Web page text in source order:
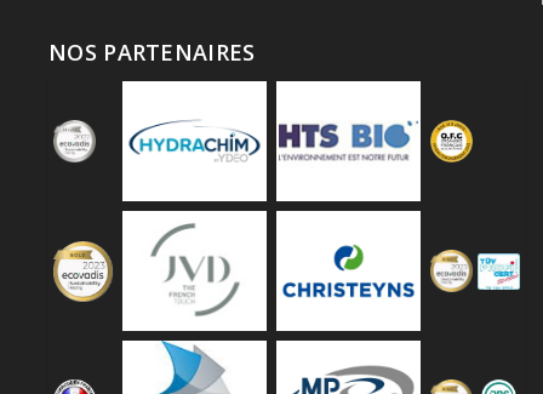
NOS PARTENAIRES